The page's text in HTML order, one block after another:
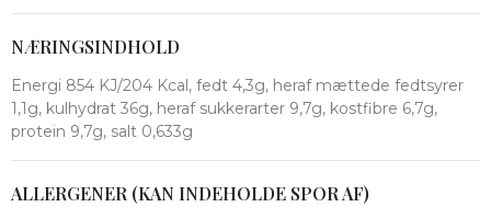
NÆRINGSINDHOLD
Energi 854 KJ/204 Kcal, fedt 4,3g, heraf mættede fedtsyrer
1,1g, kulhydrat 36g, heraf sukkerarter 9,7g, kostfibre 6,7g,
protein 9,7g, salt 0,633g
ALLERGENER (KAN INDEHOLDE SPOR AF)